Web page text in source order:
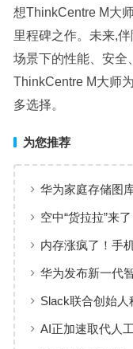
想ThinkCentre M大
里程碑之作。未来,
场景下的性能、安全
ThinkCentre M大师
多选择。
为您推荐
华为家庭存储图
片、视频
空中“货拉拉”来
内存涨疯了！手
华为发布新一代
带变智能体
Slack联合创始人
AI正加速取代人